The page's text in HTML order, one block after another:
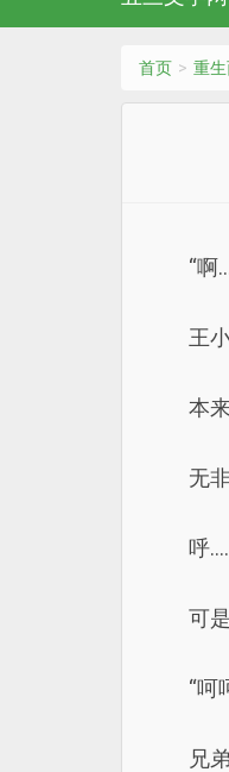
首页 重
“啊
王
本
无
呼
可
“呵
兄